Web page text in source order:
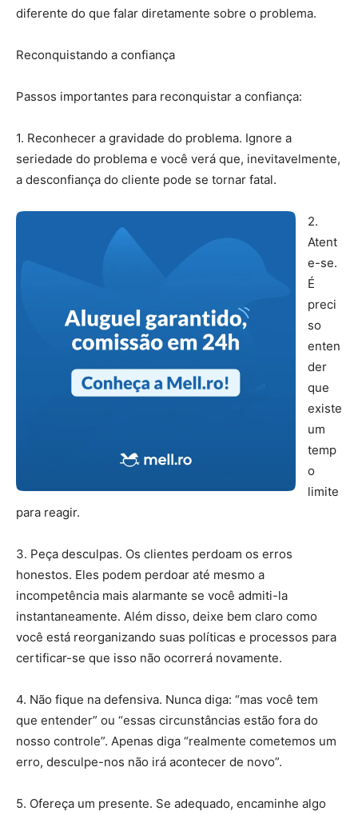
diferente do que falar diretamente sobre o problema.
Reconquistando a confiança
Passos importantes para reconquistar a confiança:
1. Reconhecer a gravidade do problema. Ignore a
seriedade do problema e você verá que, inevitavelmente,
a desconfiança do cliente pode se tornar fatal.
2.
Atent
e-se.
É
preci
so
enten
der
que
existe
um
temp
o
limite
para reagir.
3. Peça desculpas. Os clientes perdoam os erros
honestos. Eles podem perdoar até mesmo a
incompetência mais alarmante se você admiti-la
instantaneamente. Além disso, deixe bem claro como
você está reorganizando suas políticas e processos para
certificar-se que isso não ocorrerá novamente.
4. Não fique na defensiva. Nunca diga: “mas você tem
que entender” ou “essas circunstâncias estão fora do
nosso controle”. Apenas diga “realmente cometemos um
erro, desculpe-nos não irá acontecer de novo”.
5. Ofereça um presente. Se adequado, encaminhe algo